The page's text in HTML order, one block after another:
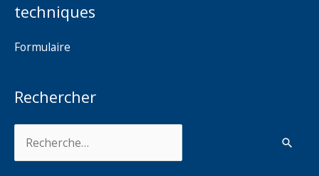
techniques
Formulaire
Rechercher